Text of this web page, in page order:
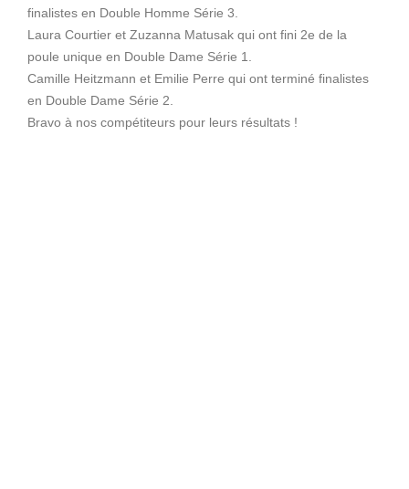
finalistes en Double Homme Série 3.
Laura Courtier et Zuzanna Matusak qui ont fini 2e de la
poule unique en Double Dame Série 1.
Camille Heitzmann et Emilie Perre qui ont terminé finalistes
en Double Dame Série 2.
Bravo à nos compétiteurs pour leurs résultats !